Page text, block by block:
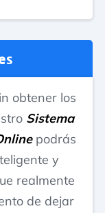
obtener los
Sistema
podrás
y
realmente
de dejar